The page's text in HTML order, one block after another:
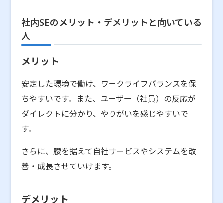
社内SEのメリット・デメリットと向いている
人
メリット
安定した環境で働け、ワークライフバランスを保
ちやすいです。また、ユーザー（社員）の反応が
ダイレクトに分かり、やりがいを感じやすいで
す。
さらに、腰を据えて自社サービスやシステムを改
善・成長させていけます。
デメリット